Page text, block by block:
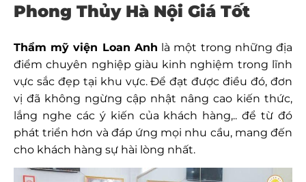
Phong Thủy Hà Nội Giá Tốt
Thẩm mỹ viện Loan Anh là một trong những địa
điểm chuyên nghiệp giàu kinh nghiệm trong lĩnh
vực sắc đẹp tại khu vực. Để đạt được điều đó, đơn
vị đã không ngừng cập nhật nâng cao kiến thức,
lắng nghe các ý kiến của khách hàng,.. để từ đó
phát triển hơn và đáp ứng mọi nhu cầu, mang đến
cho khách hàng sự hài lòng nhất.